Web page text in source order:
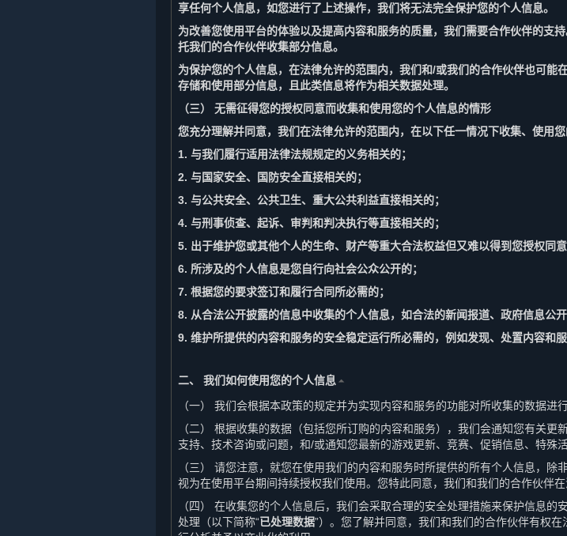
享任何个人信息，如您进行了上述操作，我们将无法完全保护您的个人信息。
为改善您使用平台的体验以及提高内容和服务的质量，我们需要合作伙伴的支
托我们的合作伙伴收集部分信息。
为保护您的个人信息，在法律允许的范围内，我们和/或我们的合作伙伴也可能
存储和使用部分信息，且此类信息将作为相关数据处理。
（三） 无需征得您的授权同意而收集和使用您的个人信息的情形
您充分理解并同意，我们在法律允许的范围内，在以下任一情况下收集、使用
1. 与我们履行适用法律法规规定的义务相关的；
2. 与国家安全、国防安全直接相关的；
3. 与公共安全、公共卫生、重大公共利益直接相关的；
4. 与刑事侦查、起诉、审判和判决执行等直接相关的；
5. 出于维护您或其他个人的生命、财产等重大合法权益但又难以得到您授权同意
6. 所涉及的个人信息是您自行向社会公众公开的；
7. 根据您的要求签订和履行合同所必需的；
8. 从合法公开披露的信息中收集的个人信息，如合法的新闻报道、政府信息公开
9. 维护所提供的内容和服务的安全稳定运行所必需的，例如发现、处置内容和服
二、 我们如何使用您的个人信息 ⏶
（一） 我们会根据本政策的规定并为实现内容和服务的功能对所收集的数据进行
（二） 根据收集的数据（包括您所订购的内容和服务），我们会通知您有关
支持、技术咨询或问题，和/或通知您最新的游戏更新、竞赛、促销信息、特殊活
（三） 请您注意，就您在使用我们的内容和服务时所提供的所有个人信息，
视为在使用平台期间持续授权我们使用。您特此同意，我们和我们的合作伙伴在
（四） 在收集您的个人信息后，我们会采取合理的安全处理措施来保护信息
处理（以下简称“已处理数据”）。您了解并同意，我们和我们的合作伙伴有权